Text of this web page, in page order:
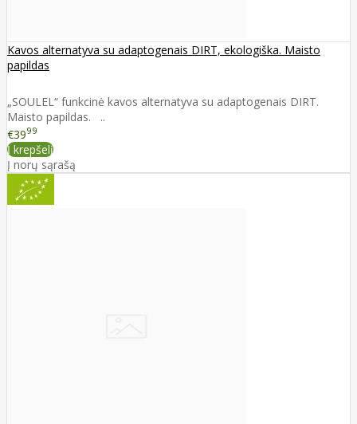
Kavos alternatyva su adaptogenais DIRT, ekologiška. Maisto
papildas
„SOULEL“ funkcinė kavos alternatyva su adaptogenais DIRT.
Maisto papildas. ..
€3999
Į krepšelį
Į norų sąrašą